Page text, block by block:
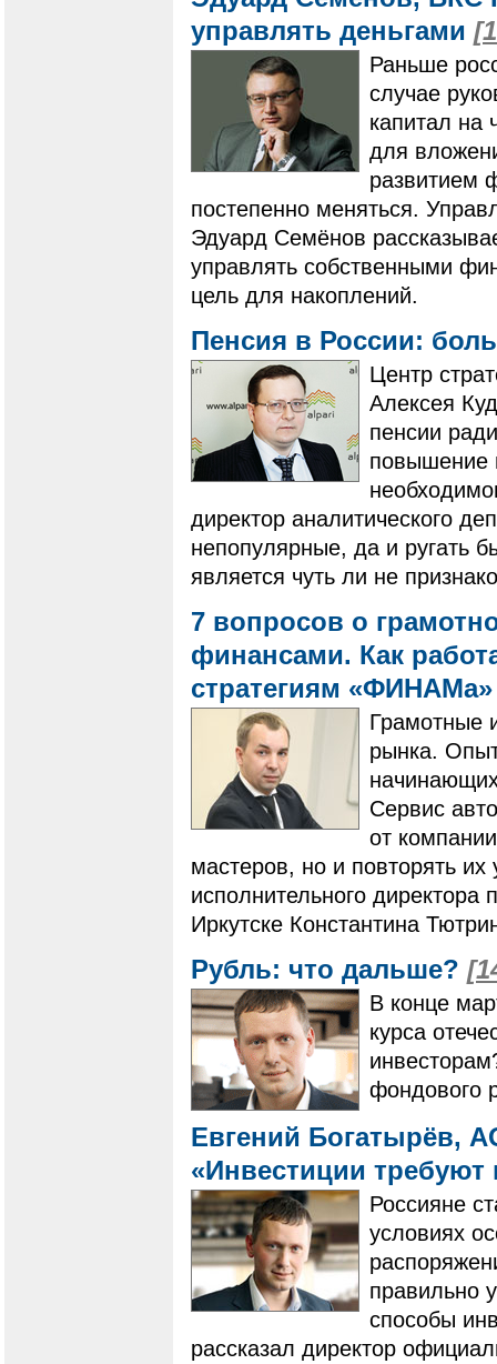
управлять деньгами
Раньше
случае
капитал на
для
развитием
постепенно меняться.
Эдуард Семёнов
управлять собственными
цель для накоплений.
Пенсия в России:
Центр
Алексея
пенсии
повышение
директор аналитического
непопулярные, да и ругать
является чуть ли не
7 вопросов о
финансами. ​​​​​​​Как
стратегиям
Грамотные
рынка.
Сервис
от
мастеров, но и повторять
исполнительного
Иркутске Константина
Рубль: что дальше?
​​​​​​​В конце
курса
фондового
Евгений Богатырёв,
«Инвестиции требуют
​​​​​​​Россияне
условиях
правильно
способы
рассказал директор